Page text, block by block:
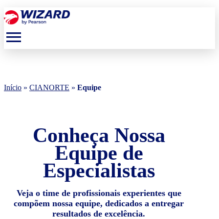
menu
Início » CIANORTE » Equipe
Conheça Nossa
Equipe de
Especialistas
Veja o time de profissionais experientes que
compõem nossa equipe, dedicados a entregar
resultados de excelência.